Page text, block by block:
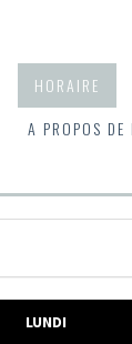
HORAIRE
A PROPOS DE
LUNDI